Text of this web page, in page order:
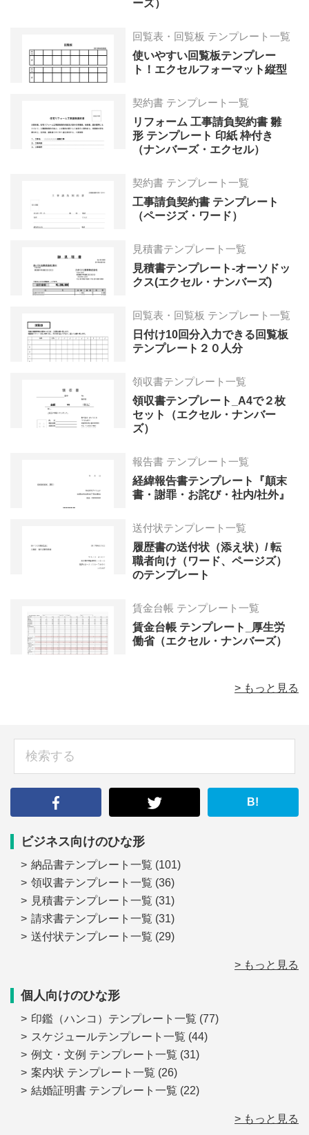
ーズ）
回覧表・回覧板 テンプレート一覧
使いやすい回覧板テンプレー
ト！エクセルフォーマット縦型
契約書 テンプレート一覧
リフォーム 工事請負契約書 雛
形 テンプレート 印紙 枠付き
（ナンバーズ・エクセル）
契約書 テンプレート一覧
工事請負契約書 テンプレート
（ページズ・ワード）
見積書テンプレート一覧
見積書テンプレート-オーソドッ
クス(エクセル・ナンバーズ)
回覧表・回覧板 テンプレート一覧
日付け10回分入力できる回覧板
テンプレート２０人分
領収書テンプレート一覧
領収書テンプレート_A4で２枚
セット（エクセル・ナンバー
ズ）
報告書 テンプレート一覧
経緯報告書テンプレート『顛末
書・謝罪・お詫び・社内/社外』
送付状テンプレート一覧
履歴書の送付状（添え状）/ 転
職者向け（ワード、ページズ）
のテンプレート
賃金台帳 テンプレート一覧
賃金台帳 テンプレート_厚生労
働省（エクセル・ナンバーズ）
> もっと見る
B!
ビジネス向けのひな形
納品書テンプレート一覧 (101)
領収書テンプレート一覧 (36)
見積書テンプレート一覧 (31)
請求書テンプレート一覧 (31)
送付状テンプレート一覧 (29)
> もっと見る
個人向けのひな形
印鑑（ハンコ）テンプレート一覧 (77)
スケジュールテンプレート一覧 (44)
例文・文例 テンプレート一覧 (31)
案内状 テンプレート一覧 (26)
結婚証明書 テンプレート一覧 (22)
> もっと見る